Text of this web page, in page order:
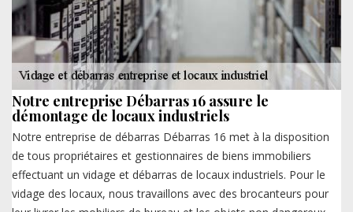
Notre entreprise Débarras 16 assure le
démontage de locaux industriels
Notre entreprise de débarras Débarras 16 met à la disposition
de tous propriétaires et gestionnaires de biens immobiliers
effectuant un vidage et débarras de locaux industriels. Pour le
vidage des locaux, nous travaillons avec des brocanteurs pour